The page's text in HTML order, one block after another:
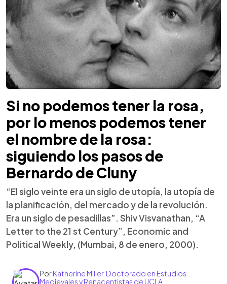
Si no podemos tener la rosa,
por lo menos podemos tener
el nombre de la rosa:
siguiendo los pasos de
Bernardo de Cluny
“El siglo veinte era un siglo de utopía, la utopía de
la planificación, del mercado y de la revolución.
Era un siglo de pesadillas”. Shiv Visvanathan, “A
Letter to the 21 st Century”, Economic and
Political Weekly, (Mumbai, 8 de enero, 2000).
PorKatherine Miller. Doctorado en Estudios
Medievales y Renacentistas de UCLA.